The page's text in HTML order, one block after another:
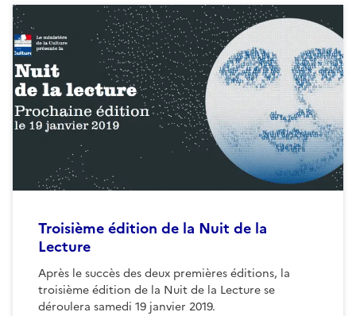
Troisième édition de la Nuit de la
Lecture
Après le succès des deux premières éditions, la
troisième édition de la Nuit de la Lecture se
déroulera samedi 19 janvier 2019.